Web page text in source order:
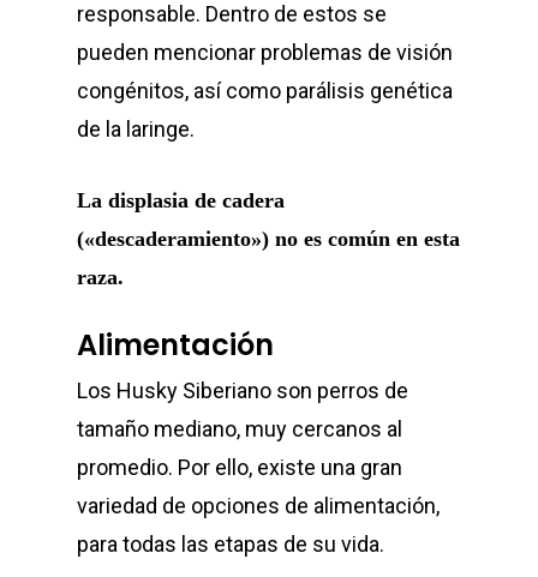
responsable. Dentro de estos se
pueden mencionar problemas de visión
congénitos, así como parálisis genética
de la laringe.
La displasia de cadera
(«descaderamiento») no es común en esta
raza.
Alimentación
Los Husky Siberiano son perros de
tamaño mediano, muy cercanos al
promedio. Por ello, existe una gran
variedad de opciones de alimentación,
para todas las etapas de su vida.